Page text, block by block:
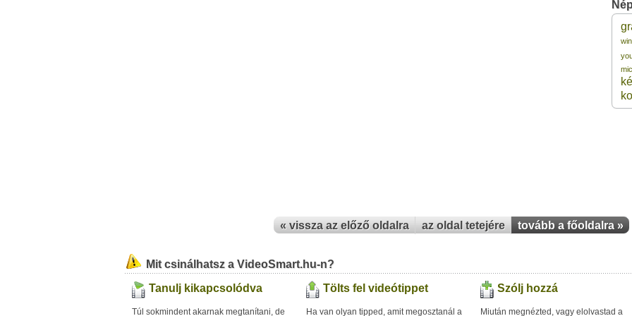
3
3
« vissza az előző oldalra az oldal tetejére tovább a főoldalra »
Mit csinálhatsz a VideoSmart.hu-n?
Tanulj kikapcsolódva
Túl sokmindent akarnak megtanítani, de
Tölts fel videótippet
Ha van olyan tipped, amit megosztanál a
Szólj hozzá
Miután megnézted, vagy elolvastad a